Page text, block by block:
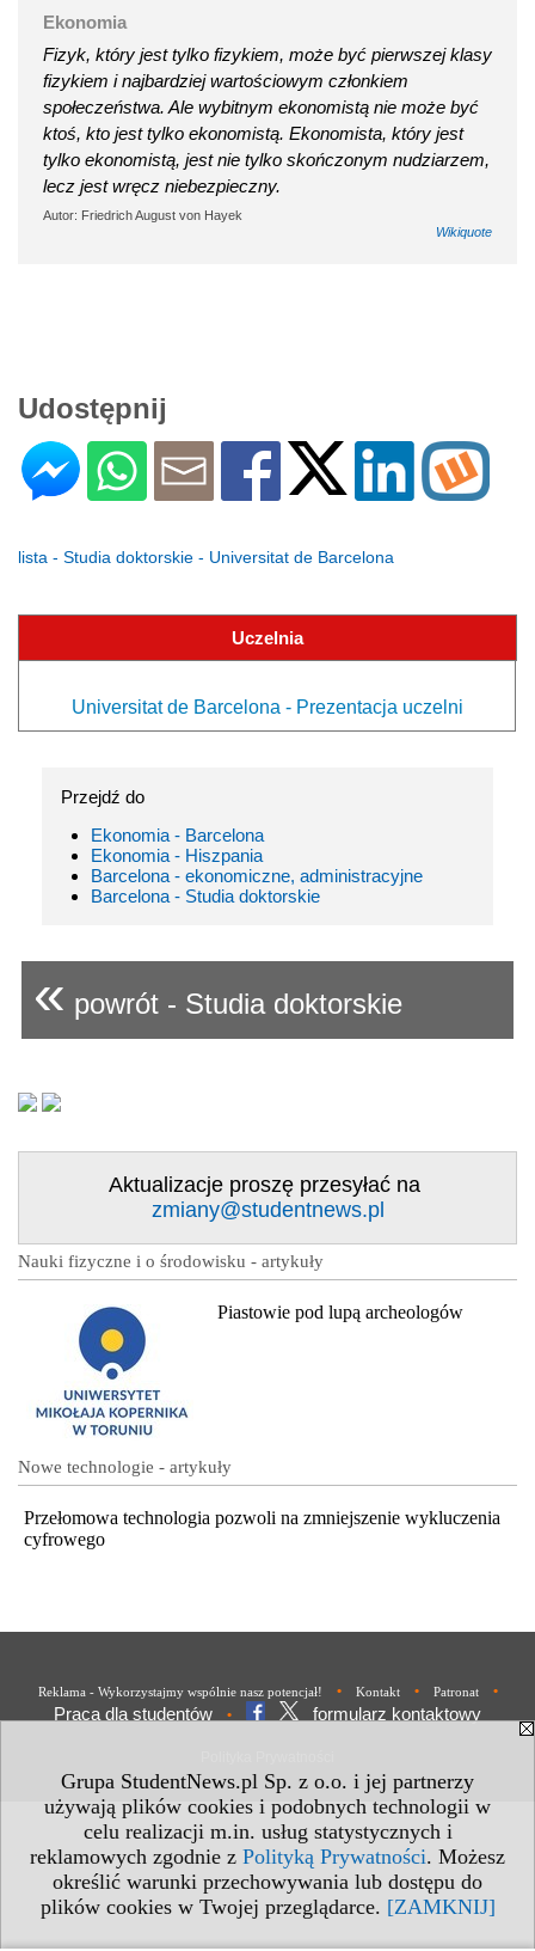
Grupa StudentNews.pl Sp. z o.o. i jej partnerzy
używają plików cookies i podobnych technologii w
celu realizacji m.in. usług statystycznych i
reklamowych zgodnie z Polityką Prywatności. Możesz
określić warunki przechowywania lub dostępu do
plików cookies w Twojej przeglądarce. [ZAMKNIJ]
Ekonomia
Fizyk, który jest tylko fizykiem, może być pierwszej klasy
fizykiem i najbardziej wartościowym członkiem
społeczeństwa. Ale wybitnym ekonomistą nie może być
ktoś, kto jest tylko ekonomistą. Ekonomista, który jest
tylko ekonomistą, jest nie tylko skończonym nudziarzem,
lecz jest wręcz niebezpieczny.
Autor: Friedrich August von Hayek
Wikiquote
Udostępnij
lista - Studia doktorskie - Universitat de Barcelona
Uczelnia
Universitat de Barcelona - Prezentacja uczelni
Przejdź do
Ekonomia - Barcelona
Ekonomia - Hiszpania
Barcelona - ekonomiczne, administracyjne
Barcelona - Studia doktorskie
« powrót - Studia doktorskie
Aktualizacje proszę przesyłać na
zmiany@studentnews.pl
Nauki fizyczne i o środowisku - artykuły
Piastowie pod lupą archeologów
Nowe technologie - artykuły
Przełomowa technologia pozwoli na zmniejszenie wykluczenia
cyfrowego
Reklama - Wykorzystajmy wspólnie nasz potencjał! • Kontakt • Patronat •
Praca dla studentów • formularz kontaktowy